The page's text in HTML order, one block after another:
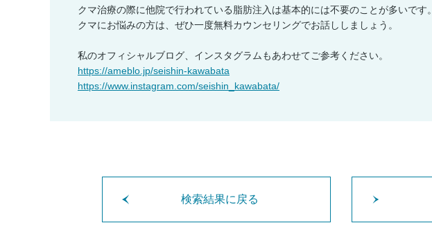
クマ治療の際に他院で行われている脂肪注入は基本的には不要のことが多いです。
クマにお悩みの方は、ぜひ一度無料カウンセリングでお話ししましょう。
私のオフィシャルブログ、インスタグラムもあわせてご参考ください。
https://ameblo.jp/seishin-kawabata
https://www.instagram.com/seishin_kawabata/
検索結果に戻る